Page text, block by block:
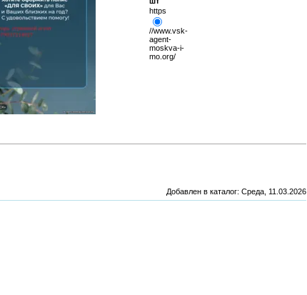
https
//www.vsk-
agent-
moskva-i-
mo.org/
Добавлен в каталог: Среда, 11.03.2026